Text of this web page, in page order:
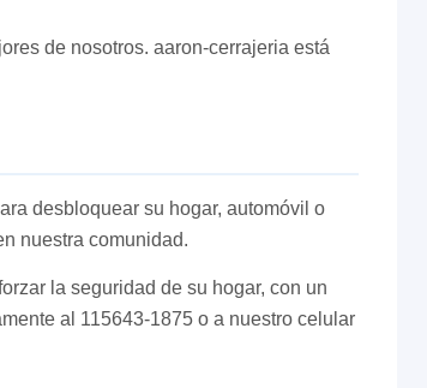
de nosotros. aaron-cerrajeria está
desbloquear su hogar, automóvil o
nuestra comunidad.
la seguridad de su hogar, con un
al 115643-1875 o a nuestro celular